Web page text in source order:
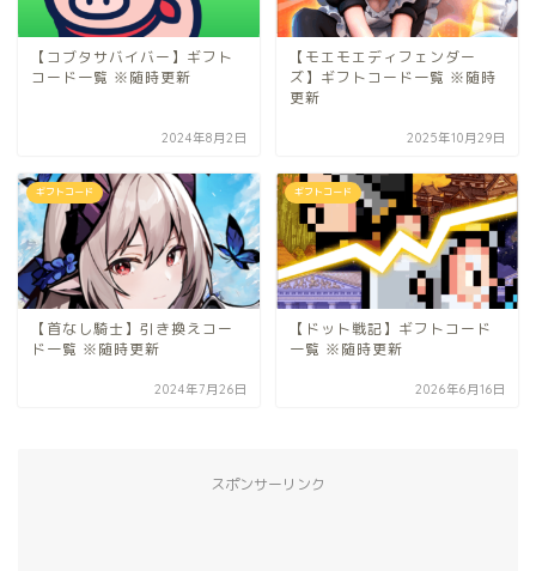
【コブタサバイバー】ギフト
コード一覧 ※随時更新
2024年8月2日
【モエモエディフェンダー
ズ】ギフトコード一覧 ※随時
更新
2025年10月29日
ギフトコード
【首なし騎士】引き換えコー
ド一覧 ※随時更新
2024年7月26日
ギフトコード
【ドット戦記】ギフトコード
一覧 ※随時更新
2026年6月16日
スポンサーリンク